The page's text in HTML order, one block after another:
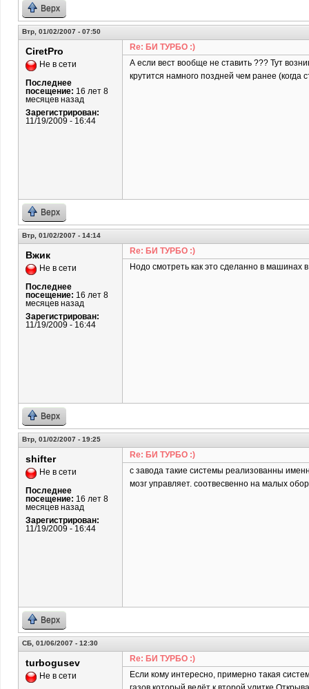
Верх
Втр, 01/02/2007 - 07:50
CiretPro
Не в сети
Последнее
посещение: 16 лет 8
месяцев назад
Зарегистрирован:
11/19/2009 - 16:44
Re: БИ ТУРБО :)
А если вест вообще не ставить ??? Тут
крутится намного поздней чем ранее
Верх
Втр, 01/02/2007 - 14:14
Вжик
Не в сети
Последнее
посещение: 16 лет 8
месяцев назад
Зарегистрирован:
11/19/2009 - 16:44
Re: БИ ТУРБО :)
Нодо смотреть как это сделанно в машинах
Верх
Втр, 01/02/2007 - 19:25
shifter
Не в сети
Последнее
посещение: 16 лет 8
месяцев назад
Зарегистрирован:
11/19/2009 - 16:44
Re: БИ ТУРБО :)
с завода такие системы реализованны
мозг управляет. соотвесвенно на малых
Верх
СБ, 01/06/2007 - 12:30
turbogusev
Не в сети
Re: БИ ТУРБО :)
Если кому интересно, примерно такая